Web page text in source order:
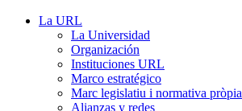
La URL
La Universidad
Organización
Instituciones URL
Marco estratégico
Marc legislatiu i normativa pròpia
Alianzas y redes